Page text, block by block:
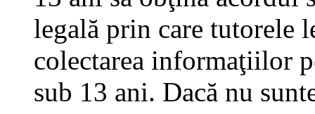
legală prin care tutorele
colectarea informaţiilor
sub 13 ani. Dacă nu